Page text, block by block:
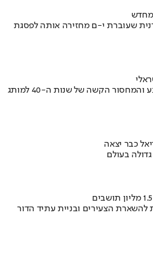
מחדש
שעוברת י-ם מחזירה אותה לפסגת
איך אסם הפכה את תקופת הצנע והמחסור הקשה של שנות ה-40 למותג
כבר יצאה
בעולם
להשארת הצעירים ובניית עתיד הדור